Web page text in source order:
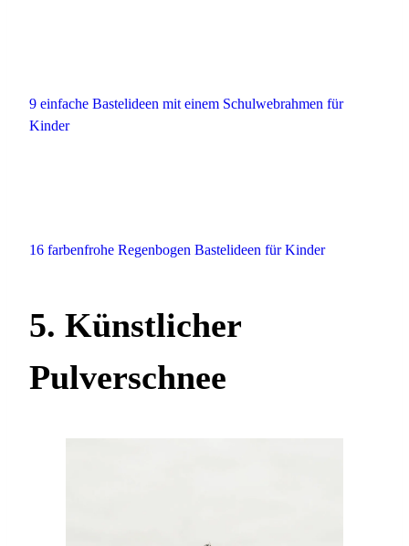
9 einfache Bastelideen mit einem Schulwebrahmen für
Kinder
16 farbenfrohe Regenbogen Bastelideen für Kinder
5. Künstlicher
Pulverschnee